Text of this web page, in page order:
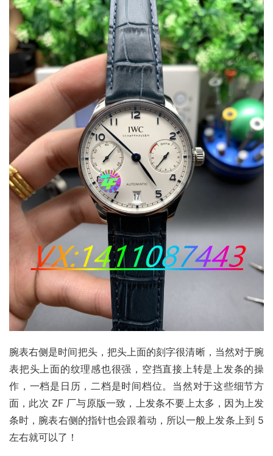
腕表右侧是时间把头，把头上面的刻字很清晰，当然对于腕
表把头上面的纹理感也很强，空挡直接上转是上发条的操
作，一档是日历，二档是时间档位。当然对于这些细节方
面，此次 ZF 厂与原版一致，上发条不要上太多，因为上发
条时，腕表右侧的指针也会跟着动，所以一般上发条上到 5
左右就可以了！